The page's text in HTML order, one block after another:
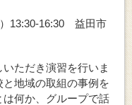
）13:30-16:30 益田市
ただき演習を行いま
地域の取組の事例を
何か、グループで話